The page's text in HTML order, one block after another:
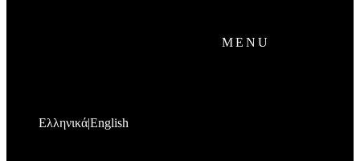
MENU
ΕλληνικάEnglish